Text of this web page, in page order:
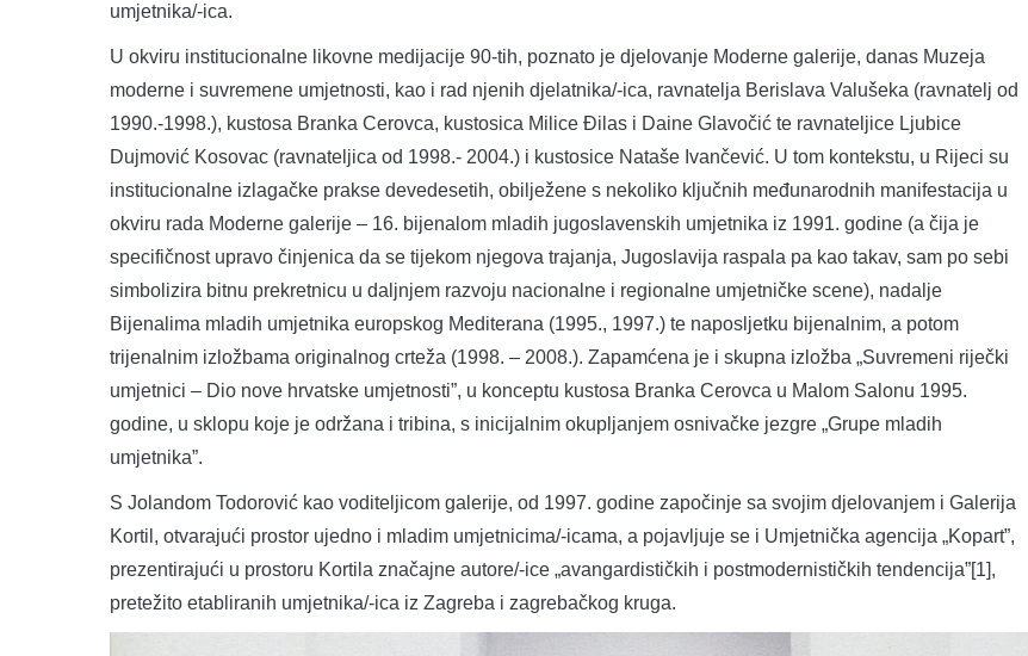
umjetnika/-ica.
U okviru institucionalne likovne medijacije 90-tih, poznato je djelovanje Moderne galerije, danas Muzeja
moderne i suvremene umjetnosti, kao i rad njenih djelatnika/-ica, ravnatelja Berislava Valušeka (ravnatelj od
1990.-1998.), kustosa Branka Cerovca, kustosica Milice Đilas i Daine Glavočić te ravnateljice Ljubice
Dujmović Kosovac (ravnateljica od 1998.- 2004.) i kustosice Nataše Ivančević. U tom kontekstu, u Rijeci su
institucionalne izlagačke prakse devedesetih, obilježene s nekoliko ključnih međunarodnih manifestacija u
okviru rada Moderne galerije – 16. bijenalom mladih jugoslavenskih umjetnika iz 1991. godine (a čija je
specifičnost upravo činjenica da se tijekom njegova trajanja, Jugoslavija raspala pa kao takav, sam po sebi
simbolizira bitnu prekretnicu u daljnjem razvoju nacionalne i regionalne umjetničke scene), nadalje
Bijenalima mladih umjetnika europskog Mediterana (1995., 1997.) te naposljetku bijenalnim, a potom
trijenalnim izložbama originalnog crteža (1998. – 2008.). Zapamćena je i skupna izložba „Suvremeni riječki
umjetnici – Dio nove hrvatske umjetnosti”, u konceptu kustosa Branka Cerovca u Malom Salonu 1995.
godine, u sklopu koje je održana i tribina, s inicijalnim okupljanjem osnivačke jezgre „Grupe mladih
umjetnika”.
S Jolandom Todorović kao voditeljicom galerije, od 1997. godine započinje sa svojim djelovanjem i Galerija
Kortil, otvarajući prostor ujedno i mladim umjetnicima/-icama, a pojavljuje se i Umjetnička agencija „Kopart”,
prezentirajući u prostoru Kortila značajne autore/-ice „avangardističkih i postmodernističkih tendencija”[1],
pretežito etabliranih umjetnika/-ica iz Zagreba i zagrebačkog kruga.